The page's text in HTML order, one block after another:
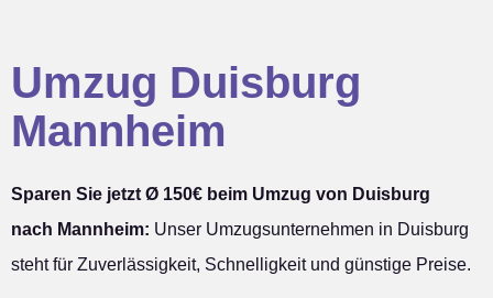
Umzug Duisburg
Mannheim
Sparen Sie jetzt Ø 150€ beim Umzug von Duisburg
nach Mannheim: Unser Umzugsunternehmen in Duisburg
steht für Zuverlässigkeit, Schnelligkeit und günstige Preise.